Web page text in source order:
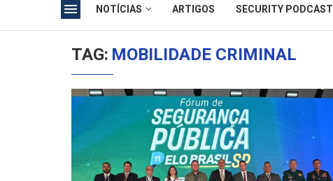
NOTÍCIAS ARTIGOS SECURITY PODCAST
TAG: MOBILIDADE CRIMINAL